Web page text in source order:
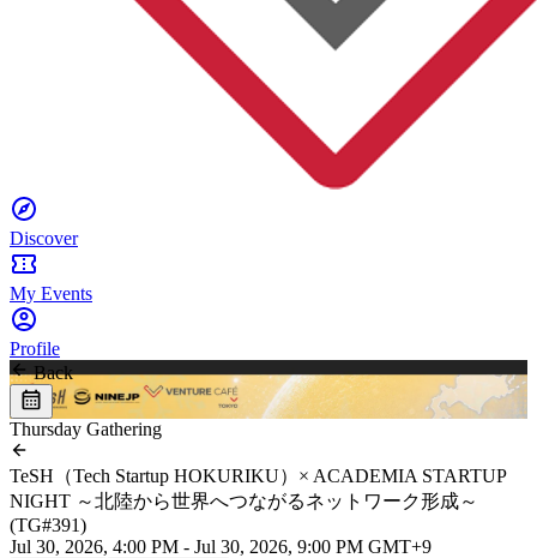
Discover
My Events
Profile
Back
Thursday Gathering
TeSH（Tech Startup HOKURIKU）× ACADEMIA STARTUP
NIGHT ～北陸から世界へつながるネットワーク形成～
(TG#391)
Jul 30, 2026, 4:00 PM - Jul 30, 2026, 9:00 PM GMT+9